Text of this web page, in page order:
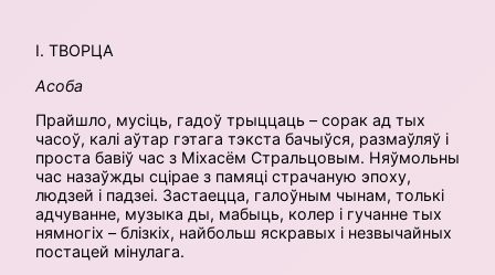
І. ТВОРЦА
Асоба
Прайшло, мусіць, гадоў трыццаць – сорак ад тых
часоў, калі аўтар гэтага тэкста бачыўся, размаўляў і
проста бавіў час з Міхасём Стральцовым. Няўмольны
час назаўжды сцірае з памяці страчаную эпоху,
людзей і падзеі. Застаецца, галоўным чынам, толькі
адчуванне, музыка ды, мабыць, колер і гучанне тых
нямногіх – блізкіх, найбольш яскравых і незвычайных
постацей мінулага.